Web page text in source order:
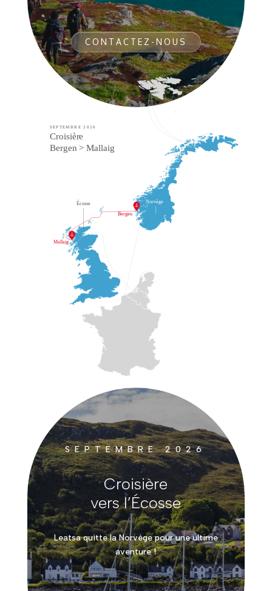
CONTACTEZ-NOUS
SEPTEMBRE 2026
Croisière
vers l’Écosse
Leatsa quitte la Norvège pour une ultime
aventure !